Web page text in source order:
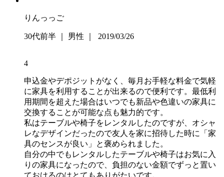
りんっっご
30代前半 ｜ 男性 ｜ 2019/03/26
4
申込金やデポジットがなく、毎月お手軽な料金で気軽
に家具を利用することが出来るので便利です。最低利
用期間を超えた場合はいつでも新品や色違いの家具に
交換することが可能な点も魅力的です。
私はテーブルや椅子をレンタルしたのですが、オシャ
レなデザインだったので友人を家に招待した時に「家
具のセンスが良い」と褒められました。
自分の中でもレンタルしたテーブルや椅子はお気に入
りの家具になったので、負担のない金額でずっと置い
ておけるのはとてもありがたいです。